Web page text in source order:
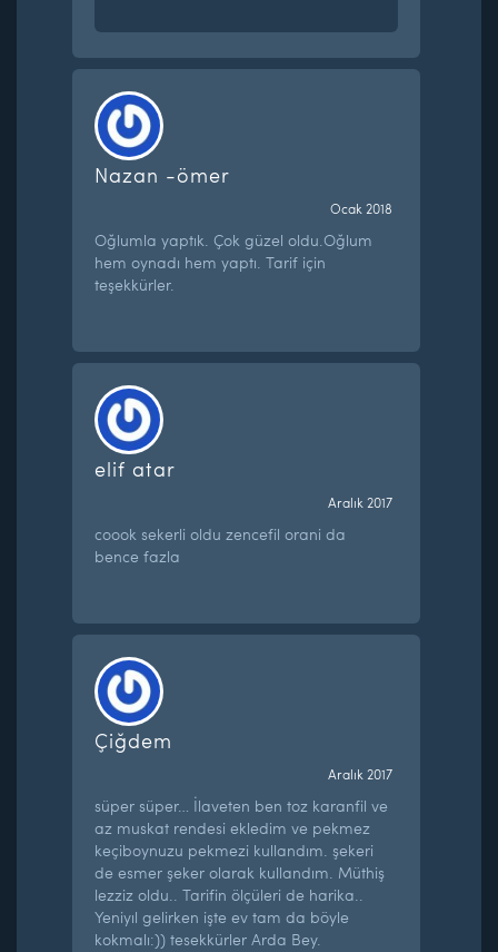
Nazan -ömer
Ocak 2018
Oğlumla yaptık. Çok güzel oldu.Oğlum
hem oynadı hem yaptı. Tarif için
teşekkürler.
elif atar
Aralık 2017
coook sekerli oldu zencefil orani da
bence fazla
Çiğdem
Aralık 2017
süper süper… İlaveten ben toz karanfil ve
az muskat rendesi ekledim ve pekmez
keçiboynuzu pekmezi kullandım. şekeri
de esmer şeker olarak kullandım. Müthiş
lezziz oldu.. Tarifin ölçüleri de harika..
Yeniyıl gelirken işte ev tam da böyle
kokmalı:)) tesekkürler Arda Bey.